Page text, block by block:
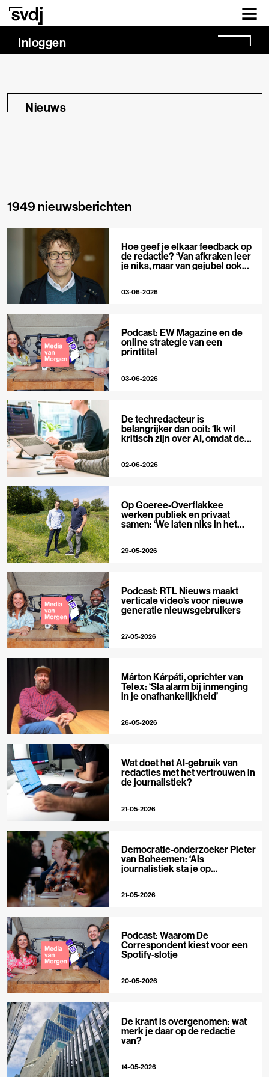
Naar hoofdinhoud
Inloggen
Nieuws
1949 nieuwsberichten
Hoe geef je elkaar feedback op
de redactie? ‘Van afkraken leer
je niks, maar van gejubel ook
03-06-2026
Podcast: EW Magazine en de
online strategie van een
printtitel
03-06-2026
De techredacteur is
belangrijker dan ooit: ‘Ik wil
kritisch zijn over AI, omdat de
02-06-2026
Op Goeree-Overflakkee
werken publiek en privaat
samen: ‘We laten niks in het
29-05-2026
Podcast: RTL Nieuws maakt
verticale video’s voor nieuwe
generatie nieuwsgebruikers
27-05-2026
Márton Kárpáti, oprichter van
Telex: ‘Sla alarm bij inmenging
in je onafhankelijkheid’
26-05-2026
Wat doet het AI-gebruik van
redacties met het vertrouwen in
de journalistiek?
21-05-2026
Democratie-onderzoeker Pieter
van Boheemen: ‘Als
journalistiek sta je op
21-05-2026
Podcast: Waarom De
Correspondent kiest voor een
Spotify-slotje
20-05-2026
De krant is overgenomen: wat
merk je daar op de redactie
van?
14-05-2026